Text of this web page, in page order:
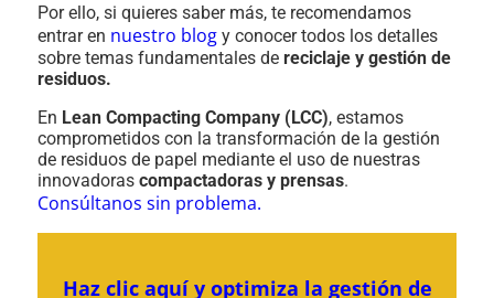
Por ello, si quieres saber más, te recomendamos
entrar en nuestro blog y conocer todos los detalles
sobre temas fundamentales de reciclaje y gestión de
residuos.
En Lean Compacting Company (LCC), estamos
comprometidos con la transformación de la gestión
de residuos de papel mediante el uso de nuestras
innovadoras compactadoras y prensas.
Consúltanos sin problema.
Haz clic aquí y optimiza la gestión de